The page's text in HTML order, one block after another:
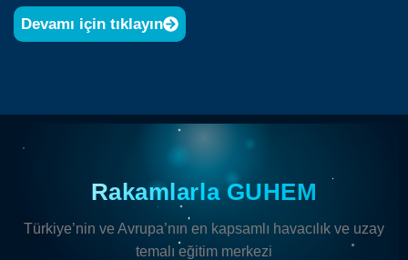
Devamı için tıklayın
Rakamlarla GUHEM
Türkiye’nin ve Avrupa’nın en kapsamlı havacılık ve uzay
temalı eğitim merkezi